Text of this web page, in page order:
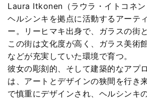
Laura Itkonen（ラウラ・イトコネン
ヘルシンキを拠点に活動するアーテ
ー。リーヒマキ出身で、ガラスの街
この街は文化度が高く、ガラス美術
などが充実していた環境で育つ。
彼女の彫刻的、そして建築的なアプ
は、アートとデザインの狭間を行き
で慎重にデザインされ、ヘルシンキ